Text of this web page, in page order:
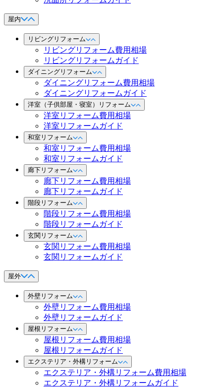
屋内
リビングリフォーム
リビングリフォーム費用相場
リビングリフォームガイド
ダイニングリフォーム
ダイニングリフォーム費用相場
ダイニングリフォームガイド
洋室（子供部屋・寝室）リフォーム
洋室リフォーム費用相場
洋室リフォームガイド
和室リフォーム
和室リフォーム費用相場
和室リフォームガイド
廊下リフォーム
廊下リフォーム費用相場
廊下リフォームガイド
階段リフォーム
階段リフォーム費用相場
階段リフォームガイド
玄関リフォーム
玄関リフォーム費用相場
玄関リフォームガイド
屋外
外壁リフォーム
外壁リフォーム費用相場
外壁リフォームガイド
屋根リフォーム
屋根リフォーム費用相場
屋根リフォームガイド
エクステリア・外構リフォーム
エクステリア・外構リフォーム費用相場
エクステリア・外構リフォームガイド